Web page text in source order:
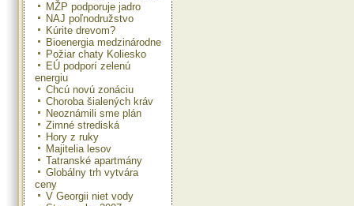
MŽP podporuje jadro
NAJ poľnodružstvo
Kúrite drevom?
Bioenergia medzinárodne
Požiar chaty Koliesko
EÚ podporí zelenú
energiu
Chcú novú zonáciu
Choroba šialených kráv
Neoznámili sme plán
Zimné strediská
Hory z ruky
Majitelia lesov
Tatranské apartmány
Globálny trh vytvára
ceny
V Georgii niet vody